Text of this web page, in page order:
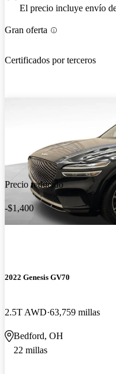
El precio incluye envío
Gran oferta
Certificados por terceros
Precio reducido
-$1,400
2022 Genesis GV70
2.5T AWD 63,759 millas
Bedford, OH
22 millas